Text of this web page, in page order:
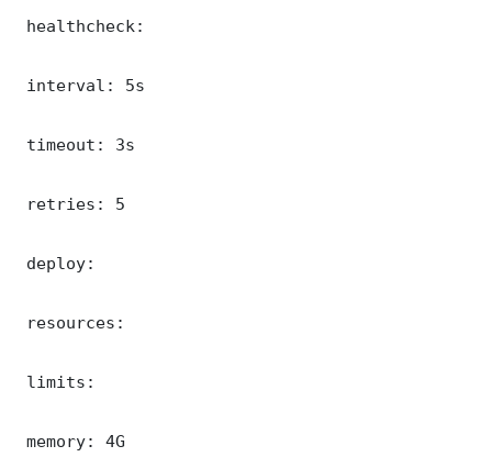
healthcheck:
interval: 5s
timeout: 3s
retries: 5
deploy:
resources:
limits:
memory: 4G